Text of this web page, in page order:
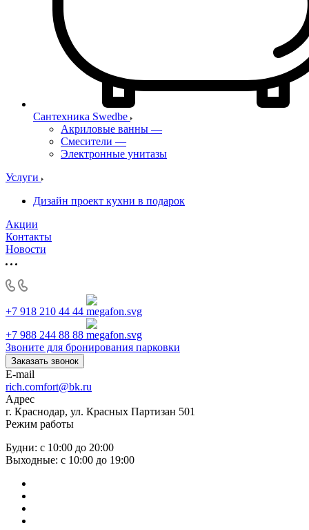
Сантехника Swedbe
Акриловые ванны —
Смесители —
Электронные унитазы
Услуги
Дизайн проект кухни в подарок
Акции
Контакты
Новости
+7 918 210 44 44
+7 988 244 88 88
Звоните для бронирования парковки
Заказать звонок
E-mail
rich.comfort@bk.ru
Адрес
г. Краснодар, ул. Красных Партизан 501
Режим работы
Будни: с 10:00 до 20:00
Выходные: с 10:00 до 19:00